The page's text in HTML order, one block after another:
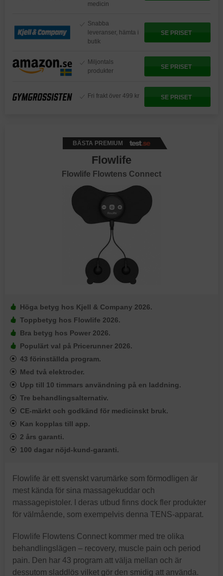
medicin
Snabba
leveranser, hämta i
butik
SE PRISET
Miljontals
produkter
SE PRISET
Fri frakt över 499 kr SE PRISET
BÄSTA PREMIUM
Flowlife
Flowlife Flowtens Connect
Höga betyg hos Kjell & Company 2026.
Toppbetyg hos Flowlife 2026.
Bra betyg hos Power 2026.
Populärt val på Pricerunner 2026.
43 förinställda program.
Med två elektroder.
Upp till 10 timmars användning på en laddning.
Tre behandlingsalternativ.
CE-märkt och godkänd för medicinskt bruk.
Kan kopplas till app.
2 års garanti.
100 dagar nöjd-kund-garanti.
Flowlife är ett svenskt varumärke som förmodligen är
mest kända för sina massagekuddar och
massagepistoler. I deras utbud finns dock fler produkter
för välmående, som exempelvis denna TENS-apparat.
Flowlife Flowtens Connect kommer med tre olika
behandlingslägen – recovery, muscle pain och period
pain. Den har 43 program att välja mellan och är
dessutom sladdlös vilket gör den smidig att använda.